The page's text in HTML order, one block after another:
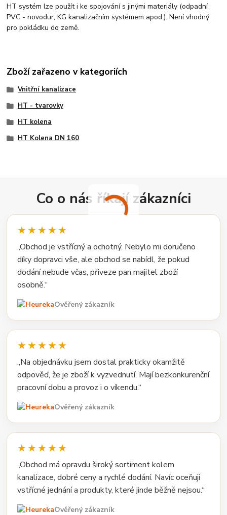
HT systém lze použít i ke spojování s jinými materiály (odpadní
PVC - novodur, KG kanalizačním systémem apod.). Není vhodný
pro pokládku do země.
Zboží zařazeno v kategoriích
Vnitřní kanalizace
HT - tvarovky
HT kolena
HT Kolena DN 160
Co o nás říkají zákazníci
★★★★★
„Obchod je vstřícný a ochotný. Nebylo mi doručeno
díky dopravci vše, ale obchod se nabídl, že pokud
dodání nebude včas, přiveze pan majitel zboží
osobně.“
Ověřený zákazník
★★★★★
„Na objednávku jsem dostal prakticky okamžitě
odpověď, že je zboží k vyzvednutí. Mají bezkonkurenční
pracovní dobu a provoz i o víkendu.“
Ověřený zákazník
★★★★★
„Obchod má opravdu široký sortiment kolem
kanalizace, dobré ceny a rychlé dodání. Navíc oceňuji
vstřícné jednání a produkty, které jinde běžně nejsou.“
Ověřený zákazník